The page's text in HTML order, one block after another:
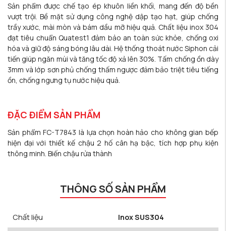
Sản phẩm được chế tạo ép khuôn liền khối, mang đến độ bền
vượt trội. Bề mặt sử dụng công nghệ dập tạo hạt, giúp chống
trầy xước, mài mòn và bám dầu mỡ hiệu quả. Chất liệu inox 304
đạt tiêu chuẩn Quatest1 đảm bảo an toàn sức khỏe, chống oxi
hóa và giữ độ sáng bóng lâu dài. Hệ thống thoát nước Siphon cải
tiến giúp ngăn mùi và tăng tốc độ xả lên 30%. Tấm chống ồn dày
3mm và lớp sơn phủ chống thấm ngược đảm bảo triệt tiêu tiếng
ồn, chống ngưng tụ nước hiệu quả.
ĐẶC ĐIỂM SẢN PHẨM
Sản phẩm FC-T7843 là lựa chọn hoàn hảo cho không gian bếp
hiện đại với thiết kế chậu 2 hố cân hạ bậc, tích hợp phụ kiện
thông minh. Biến chậu rửa thành
THÔNG SỐ SẢN PHẨM
Chất liệu Inox SUS304